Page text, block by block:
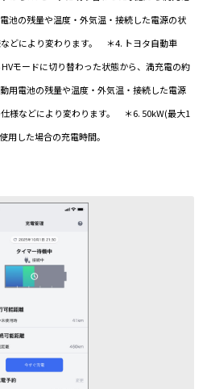
池の残量や温度・外気温・接続した電源の状
どにより変わります。 ＊4. トヨタ自動車
モードに切り替わった状態から、満充電の約
用電池の残量や温度・外気温・接続した電源
様などにより変わります。 ＊6. 50kW(最大1
用した場合の充電時間。